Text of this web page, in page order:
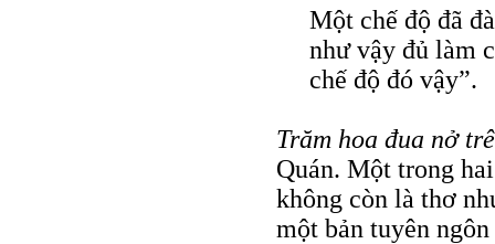
Một chế độ đã
như vậy đủ làm
chế độ đó vậy”.
Trăm hoa đua nở
Quán. Một trong
không còn là thơ
một bản tuyên